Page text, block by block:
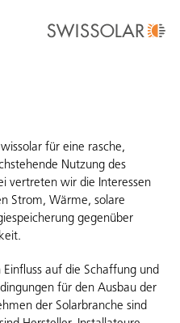
für eine rasche,
Nutzung des
vertreten wir die Interessen
Strom, Wärme, solare
gegenüber
auf die Schaffung und
für den Ausbau der
der Solarbranche sind